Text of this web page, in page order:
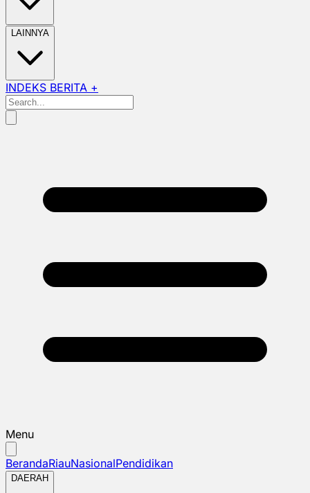
LAINNYA
INDEKS BERITA +
Menu
BerandaRiauNasionalPendidikan
DAERAH